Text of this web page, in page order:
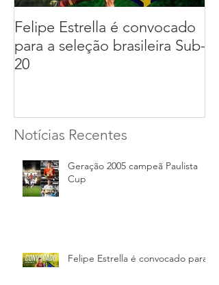
Felipe Estrella é convocado
para a seleção brasileira Sub-
20
Notícias Recentes
Geração 2005 campeã Paulista
Cup
Felipe Estrella é convocado para